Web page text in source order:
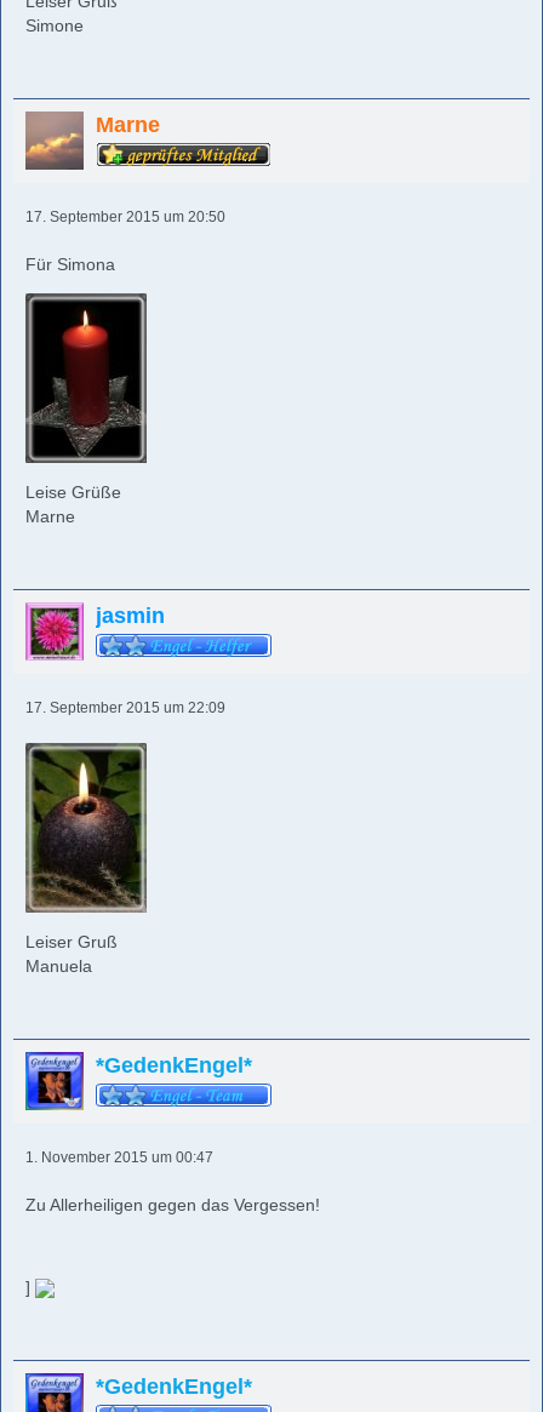
Simone
Marne
17. September 2015 um 20:50
Für Simona
Leise Grüße
Marne
jasmin
17. September 2015 um 22:09
Leiser Gruß
Manuela
*GedenkEngel*
1. November 2015 um 00:47
Zu Allerheiligen gegen das Vergessen!
]
*GedenkEngel*